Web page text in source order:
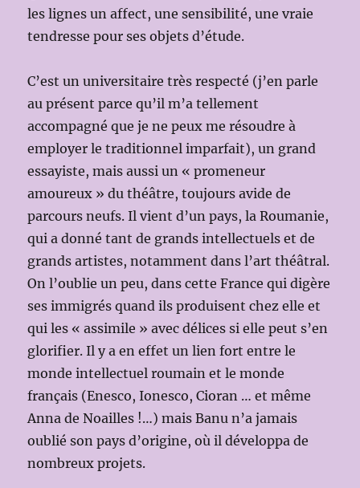
les lignes un affect, une sensibilité, une vraie
tendresse pour ses objets d’étude.
C’est un universitaire très respecté (j’en parle
au présent parce qu’il m’a tellement
accompagné que je ne peux me résoudre à
employer le traditionnel imparfait), un grand
essayiste, mais aussi un « promeneur
amoureux » du théâtre, toujours avide de
parcours neufs. Il vient d’un pays, la Roumanie,
qui a donné tant de grands intellectuels et de
grands artistes, notamment dans l’art théâtral.
On l’oublie un peu, dans cette France qui digère
ses immigrés quand ils produisent chez elle et
qui les « assimile » avec délices si elle peut s’en
glorifier. Il y a en effet un lien fort entre le
monde intellectuel roumain et le monde
français (Enesco, Ionesco, Cioran … et même
Anna de Noailles !…) mais Banu n’a jamais
oublié son pays d’origine, où il développa de
nombreux projets.